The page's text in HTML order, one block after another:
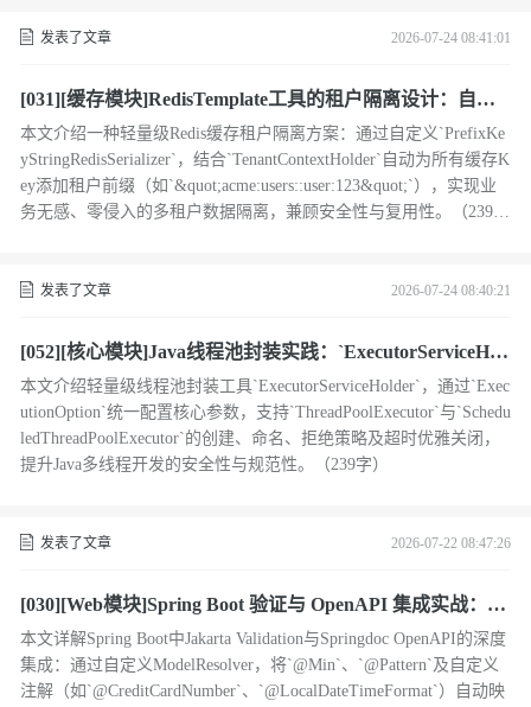
发表了文章 2026-07-24 08:41:01
[031][缓存模块]RedisTemplate工具的租户隔离设计：自动K
ey前缀机制
本文介绍一种轻量级Redis缓存租户隔离方案：通过自定义`PrefixKe
yStringRedisSerializer`，结合`TenantContextHolder`自动为所有缓存K
ey添加租户前缀（如`&quot;acme:users::user:123&quot;`），实现业
务无感、零侵入的多租户数据隔离，兼顾安全性与复用性。（239
发表了文章 2026-07-24 08:40:21
[052][核心模块]Java线程池封装实践：`ExecutorServiceHol
der` 设计与实现
本文介绍轻量级线程池封装工具`ExecutorServiceHolder`，通过`Exec
utionOption`统一配置核心参数，支持`ThreadPoolExecutor`与`Schedu
ledThreadPoolExecutor`的创建、命名、拒绝策略及超时优雅关闭，
提升Java多线程开发的安全性与规范性。（239字）
发表了文章 2026-07-22 08:47:26
[030][Web模块]Spring Boot 验证与 OpenAPI 集成实战：从
校验规则到文档生成
本文详解Spring Boot中Jakarta Validation与Springdoc OpenAPI的深度
集成：通过自定义ModelResolver，将`@Min`、`@Pattern`及自定义
注解（如`@CreditCardNumber`、`@LocalDateTimeFormat`）自动映